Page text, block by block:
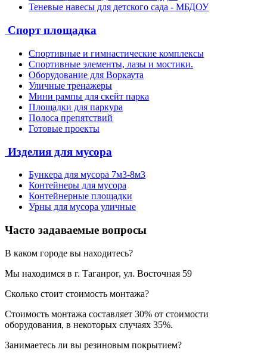
Теневые навесы для детского сада - МБДОУ
Спорт площадка
Спортивные и гимнастические комплексы
Спортивные элементы, лазы и мостики.
Оборудование для Воркаута
Уличные тренажеры
Мини рампы для скейт парка
Площадки для паркура
Полоса препятствий
Готовые проекты
Изделия для мусора
Бункера для мусора 7м3-8м3
Контейнеры для мусора
Контейнерные площадки
Урны для мусора уличные
Часто задаваемые вопросы
В каком городе вы находитесь?
Мы находимся в г. Таганрог, ул. Восточная 59
Сколько стоит стоимость монтажа?
Стоимость монтажа составляет 30% от стоимости
оборудования, в некоторых случаях 35%.
Занимаетесь ли вы резиновым покрытием?